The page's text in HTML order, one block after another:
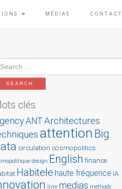
MÉDIAS CONTACT
clés
ANTArchitectures
attention Big
circulation cosmopolitics
design English finance
Habitele haute fréquence IA
livre medias methods